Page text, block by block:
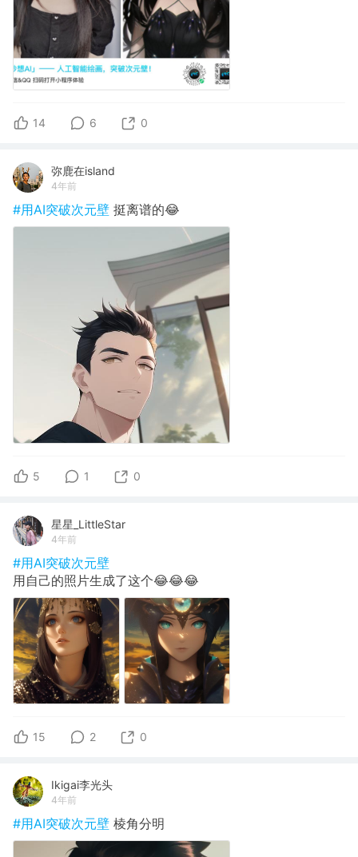
14 6 0
弥鹿在island
4年前
#用AI突破次元壁 挺离谱的😂
5 1 0
星星_LittleStar
4年前
#用AI突破次元壁
用自己的照片生成了这个😂😂😂
15 2 0
Ikigai李光头
4年前
#用AI突破次元壁 棱角分明